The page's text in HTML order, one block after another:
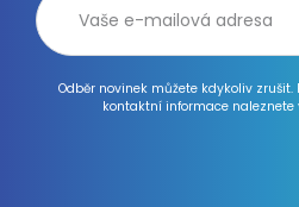
Odběr novinek můžete kdykoliv
kontaktní informace